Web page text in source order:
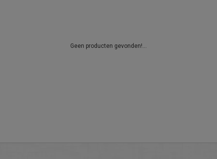
Geen producten gevonden!...